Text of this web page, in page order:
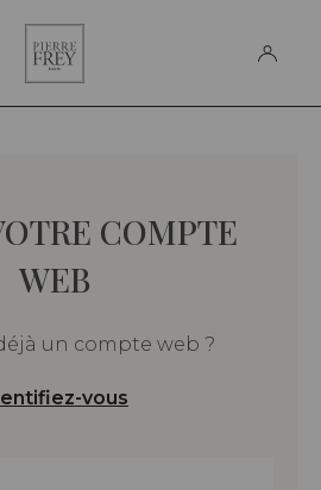
Frey
COMPTE
WEB
un compte web ?
vous